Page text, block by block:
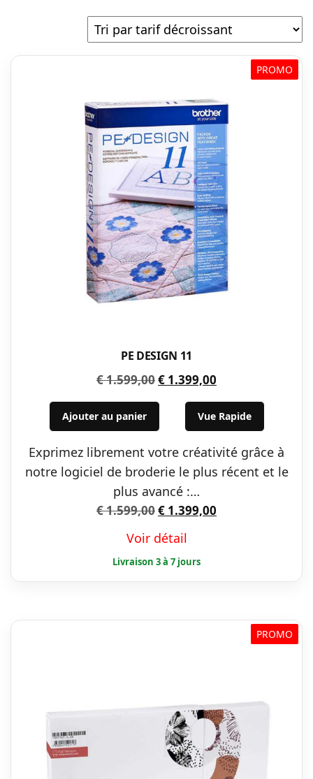
par
prix
décroissant
PROMO
PE DESIGN 11
€1.599,00Le
prix
était :
€ 1.599,00.
€ 1.399,00
prix
actuel
est :
€ 1.399,00.
Ajouter au panier Vue Rapide
Exprimez librement votre créativité grâce à
notre logiciel de broderie le plus récent et le
plus avancé :…
€1.599,00Le
initial
était :
€ 1.599,00.
€ 1.399,00
€ 1.399,00.
Voir détail
PROMO